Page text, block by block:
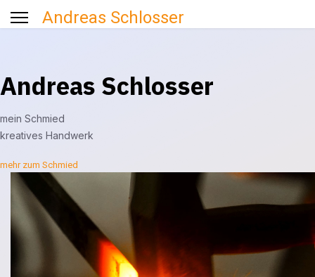
Andreas Schlosser
Andreas Schlosser
mein Schmied
kreatives Handwerk
mehr zum Schmied